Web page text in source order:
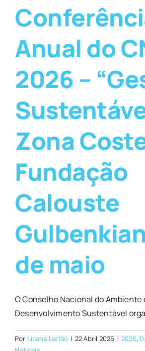
Anual do
2026 –
Zona
Fundação
Calouste
de maio
O Conselho Nacional do Ambiente
Desenvolvimento Sustentável
Por Liliana Leitão | 22 Abril 2026 | 2026,